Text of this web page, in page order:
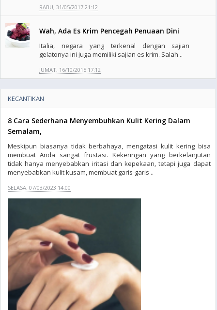
RABU, 31/05/2017 21:12
Wah, Ada Es Krim Pencegah Penuaan Dini
Italia, negara yang terkenal dengan sajian
gelatonya ini juga memiliki sajian es krim. Salah ..
JUMAT, 16/10/2015 17:12
KECANTIKAN
8 Cara Sederhana Menyembuhkan Kulit Kering Dalam
Semalam,
Meskipun biasanya tidak berbahaya, mengatasi kulit kering bisa
membuat Anda sangat frustasi. Kekeringan yang berkelanjutan
tidak hanya menyebabkan iritasi dan kepekaan, tetapi juga dapat
menyebabkan kulit kusam, membuat garis-garis ..
SELASA, 07/03/2023 14:00